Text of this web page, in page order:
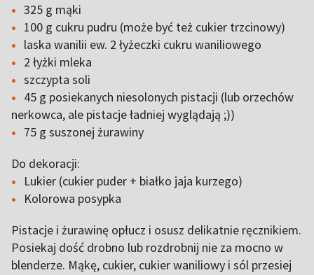
325 g mąki
100 g cukru pudru (może być też cukier trzcinowy)
laska wanilii ew. 2 łyżeczki cukru waniliowego
2 łyżki mleka
szczypta soli
45 g posiekanych niesolonych pistacji (lub orzechów
nerkowca, ale pistacje ładniej wyglądają ;))
75 g suszonej żurawiny
Do dekoracji:
Lukier (cukier puder + białko jaja kurzego)
Kolorowa posypka
Pistacje i żurawinę opłucz i osusz delikatnie ręcznikiem.
Posiekaj dość drobno lub rozdrobnij nie za mocno w
blenderze. Mąkę, cukier, cukier waniliowy i sól przesiej